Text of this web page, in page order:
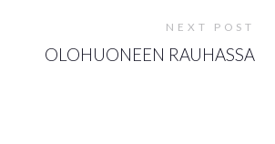
NEXT POST
OLOHUONEEN RAUHASSA